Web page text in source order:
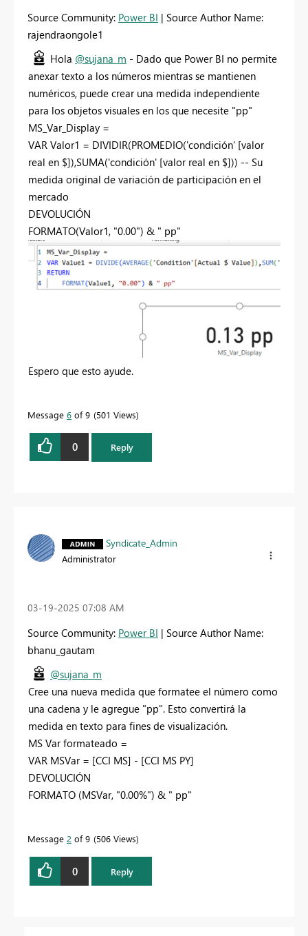
Source Community: Power BI | Source Author Name:
rajendraongole1
Hola @sujana_m - Dado que Power BI no permite
anexar texto a los números mientras se mantienen
numéricos, puede crear una medida independiente
para los objetos visuales en los que necesite "pp"
MS_Var_Display =
VAR Valor1 = DIVIDIR(PROMEDIO('condición' [valor
real en $]),SUMA('condición' [valor real en $])) -- Su
medida original de variación de participación en el
mercado
DEVOLUCIÓN
FORMATO(Valor1, "0.00") & " pp"
Espero que esto ayude.
Message 6 of 9 501 Views
0 Reply
Syndicate_Admin
Administrator
‎03-19-2025 07:08 AM
Source Community: Power BI | Source Author Name:
bhanu_gautam
@sujana_m
Cree una nueva medida que formatee el número como
una cadena y le agregue "pp". Esto convertirá la
medida en texto para fines de visualización.
MS Var formateado =
VAR MSVar = [CCI MS] - [CCI MS PY]
DEVOLUCIÓN
FORMATO (MSVar, "0.00%") & " pp"
Message 2 of 9 506 Views
0 Reply